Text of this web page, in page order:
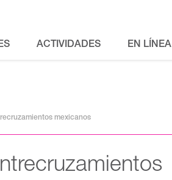
ACTIVIDADES EN LÍNEA
mexicanos